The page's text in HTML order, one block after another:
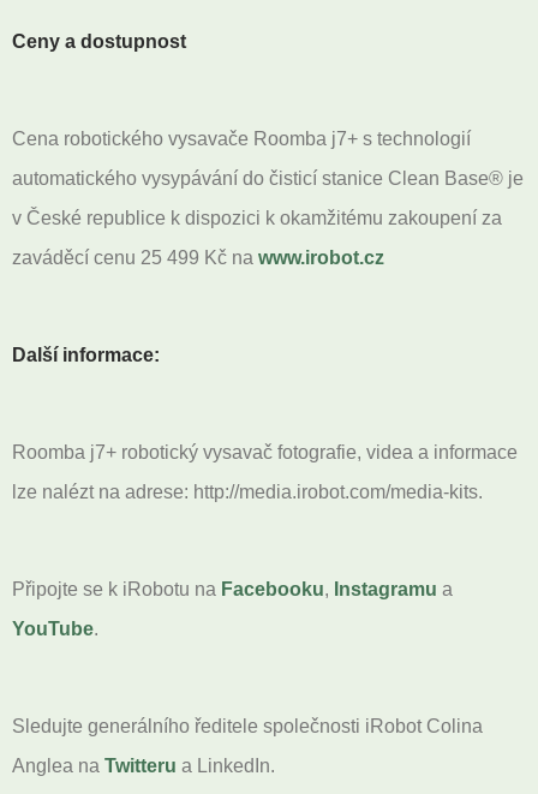
Ceny a dostupnost
Cena robotického vysavače Roomba j7+ s technologií
automatického vysypávání do čisticí stanice Clean Base® je
v České republice k dispozici k okamžitému zakoupení za
zaváděcí cenu 25 499 Kč na www.irobot.cz
Další informace:
Roomba j7+ robotický vysavač fotografie, videa a informace
lze nalézt na adrese: http://media.irobot.com/media-kits.
Připojte se k iRobotu na Facebooku, Instagramu a
YouTube.
Sledujte generálního ředitele společnosti iRobot Colina
Anglea na Twitteru a LinkedIn.